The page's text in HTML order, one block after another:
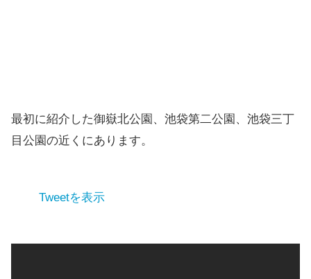
最初に紹介した御嶽北公園、池袋第二公園、池袋三丁
目公園の近くにあります。
Tweetを表示